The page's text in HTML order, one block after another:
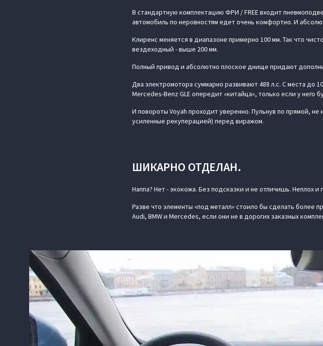
В стандартную комплектацию ФРИ / FREE входит
автомобиль по неровностям едет очень комфортно. И
Клиренс меняется в диапазоне примерно 100 мм. Так что
вездеходный - выше 200 мм.
Полный привод и абсолютно плоское днище придают
Два электромотора суммарно развивают 488 л.с. С места до
Mercedes-Benz GLE опередит «китайца», только если у него
И повороты Voyah проходит уверенно. Пульнув по прямой,
усиленные рекуперацией) перед виражом.
ШИКАРНО ОТДЕЛАН.
Наппа? Нет - экокожа. Без подсказки и не отличишь. Неплох и
Разве что элементы «под металл» стоило бы сделать
Audi, BMW и Mercedes, если они не в дорогих заказных